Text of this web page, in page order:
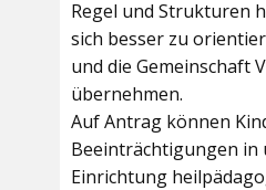
Regel und Strukturen
sich besser zu
und die Gemeinschaft
übernehmen.
Auf Antrag können
Beeinträchtigungen in
Einrichtung